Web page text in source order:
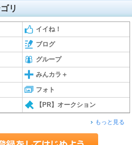
リ
イイね！
ブログ
グループ
みんカラ＋
フォト
【PR】オークション
もっと見る